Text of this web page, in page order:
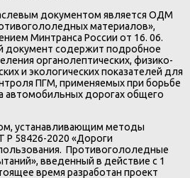
документом является ОДМ
материалов»,
Минтранса России от 16. 06.
содержит подробное
органолептических, физико-
и экологических показателей для
ПГМ, применяемых при борьбе
автомобильных дорогах общего
устанавливающим методы
Р 58426-2020 «Дороги
Противогололедные
введенный в действие с 1
время разработан проект